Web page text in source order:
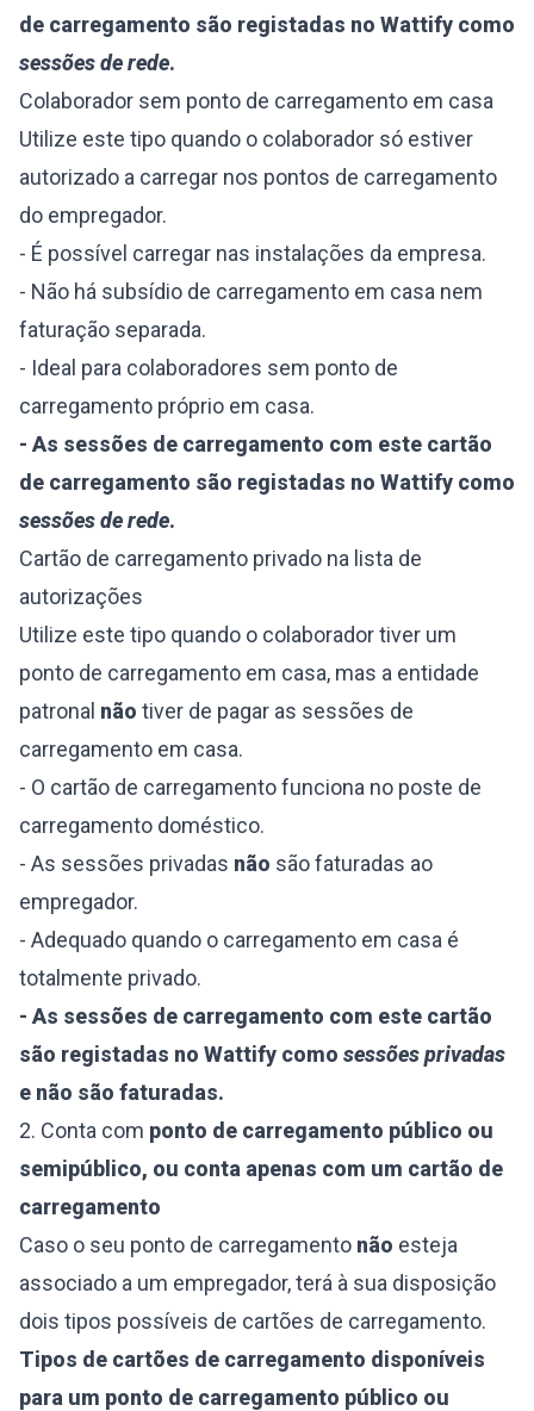
de carregamento são registadas no Wattify como
sessões de rede.
Colaborador sem ponto de carregamento em casa
Utilize este tipo quando o colaborador só estiver
autorizado a carregar nos pontos de carregamento
do empregador.
- É possível carregar nas instalações da empresa.
- Não há subsídio de carregamento em casa nem
faturação separada.
- Ideal para colaboradores sem ponto de
carregamento próprio em casa.
- As sessões de carregamento com este cartão
de carregamento são registadas no Wattify como
sessões de rede.
Cartão de carregamento privado na lista de
autorizações
Utilize este tipo quando o colaborador tiver um
ponto de carregamento em casa, mas a entidade
patronal não tiver de pagar as sessões de
carregamento em casa.
- O cartão de carregamento funciona no poste de
carregamento doméstico.
- As sessões privadas não são faturadas ao
empregador.
- Adequado quando o carregamento em casa é
totalmente privado.
- As sessões de carregamento com este cartão
são registadas no Wattify como sessões privadas
e não são faturadas.
2. Conta com ponto de carregamento público ou
semipúblico, ou conta apenas com um cartão de
carregamento
Caso o seu ponto de carregamento não esteja
associado a um empregador, terá à sua disposição
dois tipos possíveis de cartões de carregamento.
Tipos de cartões de carregamento disponíveis
para um ponto de carregamento público ou